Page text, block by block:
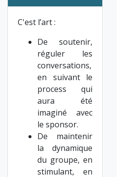
C'est l’art :
De soutenir,
réguler les
conversations,
en suivant le
process qui
aura été
imaginé avec
le sponsor.
De maintenir
la dynamique
du groupe, en
stimulant, en